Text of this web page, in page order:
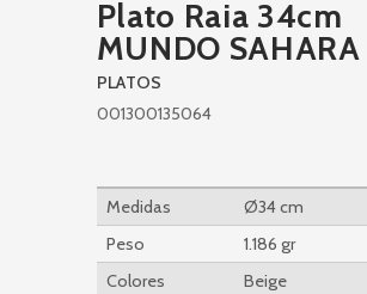
Plato Raia 34cm
MUNDO SAHARA
PLATOS
001300135064
Medidas
Ø34 cm
Peso
1.186 gr
Colores
Beige